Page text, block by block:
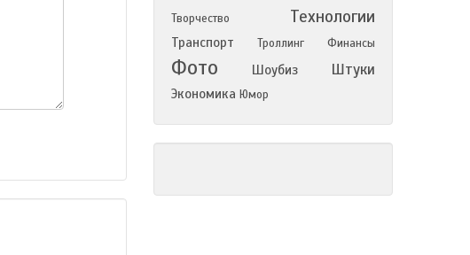
Творчество
Технологии
Транспорт Троллинг Финансы
Фото Шоубиз Штуки
Экономика Юмор